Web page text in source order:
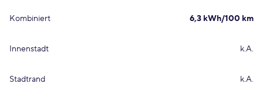
Kombiniert 6,3 kWh/100 km
Innenstadt k.A.
Stadtrand k.A.